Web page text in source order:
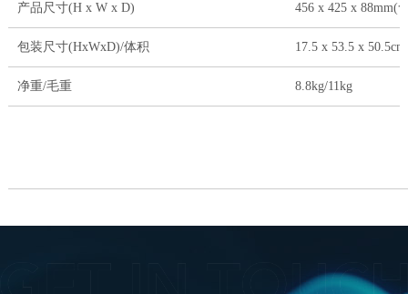
产品尺寸(H x W x D) 456 x 425 x 88mm(
包装尺寸(HxWxD)/体积 17.5 x 53.5 x
净重/毛重 8.8kg/11kg